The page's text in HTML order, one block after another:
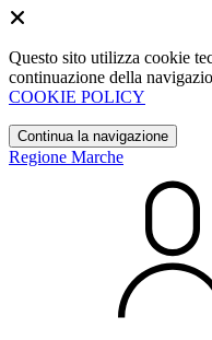
Questo sito utilizza cookie
continuazione della
COOKIE POLICY
Continua la navigazione
Regione Marche